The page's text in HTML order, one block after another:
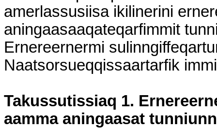
amerlassusiisa ikilinerini
aningaasaaqateqarfimmit
Ernereernermi
Naatsorsueqqissaartarfik
Takussutissiaq 1.
aamma aningaasat